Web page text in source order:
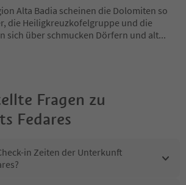
Alta Badia scheinen die Dolomiten so
die Heiligkreuzkofelgruppe und die
sich über schmucken Dörfern und alt...
Fragen zu
Fedares
in Zeiten der Unterkunft